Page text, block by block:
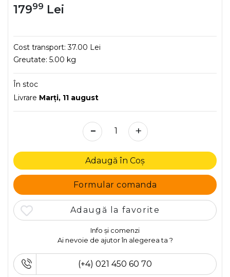
17999 Lei
Cost transport:37.00 Lei
Greutate: 5.00 kg
În stoc
Livrare Marţi, 11 august
- +
Adaugă în Coș
Formular comanda
Adaugă la favorite
Info și comenzi
Ai nevoie de ajutor în alegerea ta ?
(+4) 021 450 60 70